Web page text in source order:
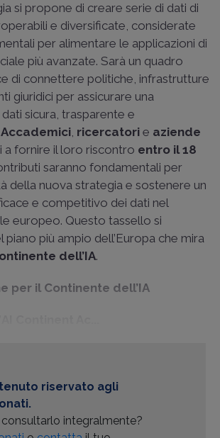
si propone di creare serie di dati di
e diversificate, considerate
per alimentare le applicazioni di
più avanzate. Sarà un quadro
di connettere politiche, infrastrutture
giuridici per assicurare una
sicura, trasparente e
Accademici, ricercatori e aziende
a fornire il loro riscontro entro il 18
saranno fondamentali per
della nuova strategia e sostenere un
e competitivo dei dati nel
europeo. Questo tassello si
piano più ampio dell’Europa che mira
dell’IA.
per il Continente dell’IA
riservato agli
consultarlo integralmente?